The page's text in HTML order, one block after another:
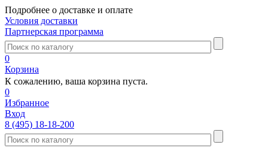
Подробнее о доставке и оплате
Условия доставки
Партнерская программа
0
Корзина
К сожалению, ваша корзина пуста.
0
Избранное
Вход
8 (495) 18-18-200